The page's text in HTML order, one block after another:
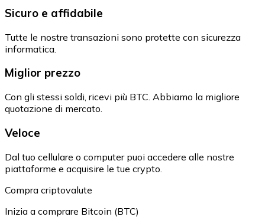
Sicuro e affidabile
Tutte le nostre transazioni sono protette con sicurezza
informatica.
Miglior prezzo
Con gli stessi soldi, ricevi più BTC. Abbiamo la migliore
quotazione di mercato.
Veloce
Dal tuo cellulare o computer puoi accedere alle nostre
piattaforme e acquisire le tue crypto.
Compra criptovalute
Inizia a comprare Bitcoin (BTC)